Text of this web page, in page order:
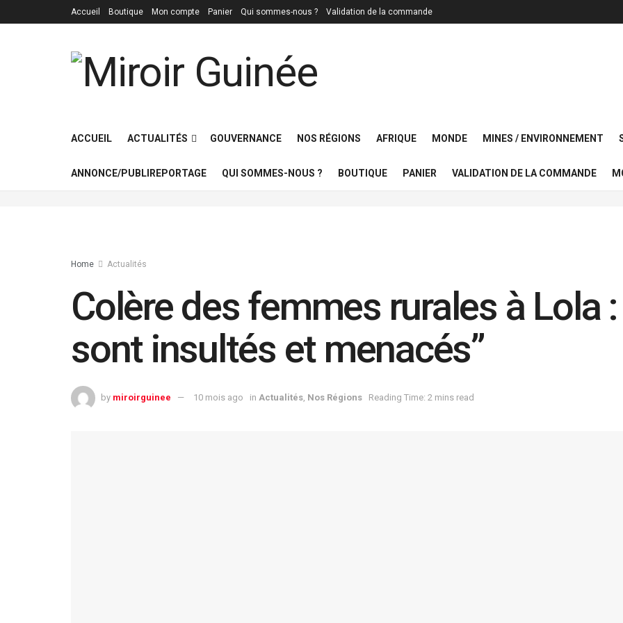
Accueil Boutique Mon compte Panier Qui sommes-nous ? Validation de la commande
ACCUEIL ACTUALITÉS GOUVERNANCE NOS RÉGIONS AFRIQUE MONDE MINES / ENVIRONNEMENT
ANNONCE/PUBLIREPORTAGE QUI SOMMES-NOUS ? BOUTIQUE PANIER VALIDATION DE LA COMMANDE
Home Actualités
Colère des femmes rurales à Lola
sont insultés et menacés”
by miroirguinee 10 mois ago in Actualités, Nos Régions Reading Time: 2 mins read